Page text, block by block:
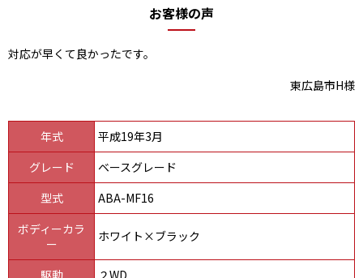
お客様の声
対応が早くて良かったです。
東広島市H様
年式
平成19年3月
グレード
ベースグレード
型式
ABA-MF16
ボディーカラ
ー
ホワイト×ブラック